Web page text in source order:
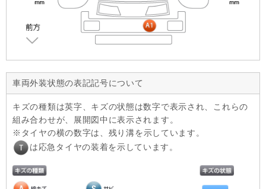
車両外装状態の表記記号について
キズの種類は英字、キズの状態は数字で表示され、これらの
組み合わせが、展開図中に表示されます。
タイヤの横の数字は、残り溝を示しています。
は応急タイヤの装着を示しています。